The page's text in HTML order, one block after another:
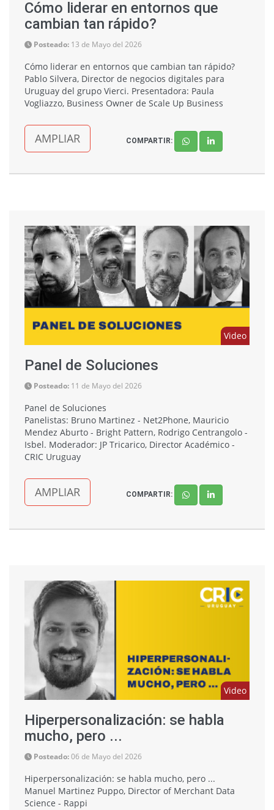
Cómo liderar en entornos que
cambian tan rápido?
Posteado: 13 de Mayo del 2026
Cómo liderar en entornos que cambian tan rápido?
Pablo Silvera, Director de negocios digitales para
Uruguay del grupo Vierci. Presentadora: Paula
Vogliazzo, Business Owner de Scale Up Business
AMPLIAR COMPARTIR:
Video
Panel de Soluciones
Posteado: 11 de Mayo del 2026
Panel de Soluciones
Panelistas: Bruno Martinez - Net2Phone, Mauricio
Mendez Aburto - Bright Pattern, Rodrigo Centrangolo -
Isbel. Moderador: JP Tricarico, Director Académico -
CRIC Uruguay
AMPLIAR COMPARTIR:
Video
Hiperpersonalización: se habla
mucho, pero ...
Posteado:06 de Mayo del 2026
Hiperpersonalización: se habla mucho, pero ...
Manuel Martinez Puppo, Director of Merchant Data
Science - Rappi